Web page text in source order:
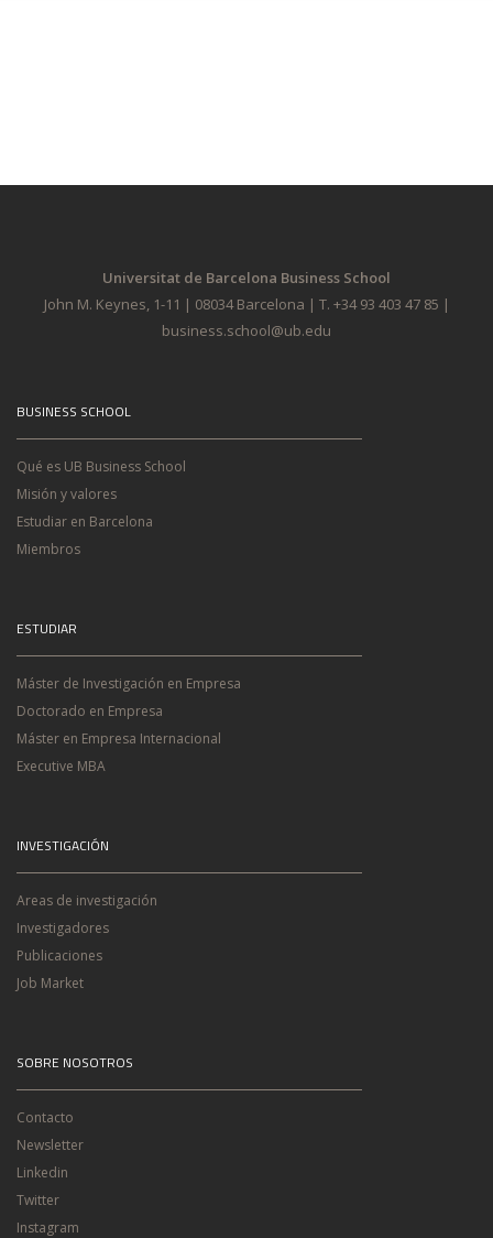
Universitat de Barcelona Business School
John M. Keynes, 1-11 | 08034 Barcelona | T. +34 93 403 47 85 |
business.school@ub.edu
BUSINESS SCHOOL
Qué es UB Business School
Misión y valores
Estudiar en Barcelona
Miembros
ESTUDIAR
Máster de Investigación en Empresa
Doctorado en Empresa
Máster en Empresa Internacional
Executive MBA
INVESTIGACIÓN
Areas de investigación
Investigadores
Publicaciones
Job Market
SOBRE NOSOTROS
Contacto
Newsletter
Linkedin
Twitter
Instagram